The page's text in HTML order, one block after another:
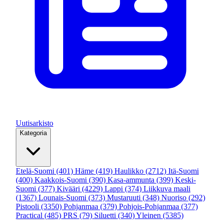
Uutisarkisto
Kategoria
Etelä-Suomi (401) Häme (419) Haulikko (2712) Itä-Suomi
(400) Kaakkois-Suomi (390) Kasa-ammunta (399) Keski-
Suomi (377) Kivääri (4229) Lappi (374) Liikkuva maali
(1367) Lounais-Suomi (373) Mustaruuti (348) Nuoriso (292)
Pistooli (3350) Pohjanmaa (379) Pohjois-Pohjanmaa (377)
Practical (485) PRS (79) Siluetti (340)Yleinen (5385)